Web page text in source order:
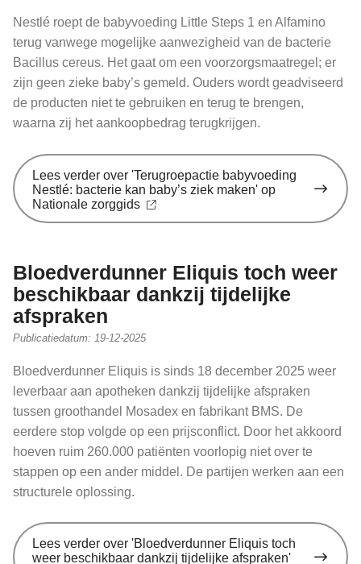
Nestlé roept de babyvoeding Little Steps 1 en Alfamino
terug vanwege mogelijke aanwezigheid van de bacterie
Bacillus cereus. Het gaat om een voorzorgsmaatregel; er
zijn geen zieke baby’s gemeld. Ouders wordt geadviseerd
de producten niet te gebruiken en terug te brengen,
waarna zij het aankoopbedrag terugkrijgen.
Lees verderover 'Terugroepactie babyvoeding
Nestlé: bacterie kan baby’s ziek maken' op
Nationale zorggids
Bloedverdunner Eliquis toch weer
beschikbaar dankzij tijdelijke
afspraken
Publicatiedatum: 19-12-2025
Bloedverdunner Eliquis is sinds 18 december 2025 weer
leverbaar aan apotheken dankzij tijdelijke afspraken
tussen groothandel Mosadex en fabrikant BMS. De
eerdere stop volgde op een prijsconflict. Door het akkoord
hoeven ruim 260.000 patiënten voorlopig niet over te
stappen op een ander middel. De partijen werken aan een
structurele oplossing.
Lees verderover 'Bloedverdunner Eliquis toch
weer beschikbaar dankzij tijdelijke afspraken'